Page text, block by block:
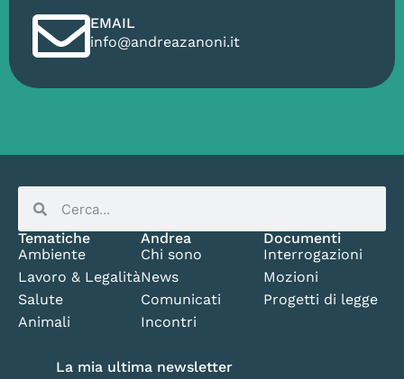
EMAIL
info@andreazanoni.it
Tematiche
Ambiente
Lavoro & Legalità
Salute
Animali
Andrea
Chi sono
News
Comunicati
Incontri
Documenti
Interrogazioni
Mozioni
Progetti di legge
La mia ultima newsletter